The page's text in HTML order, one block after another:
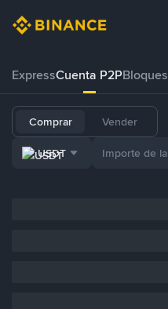
ExpressCuenta P2PBloques
Comprar Vender
USDT